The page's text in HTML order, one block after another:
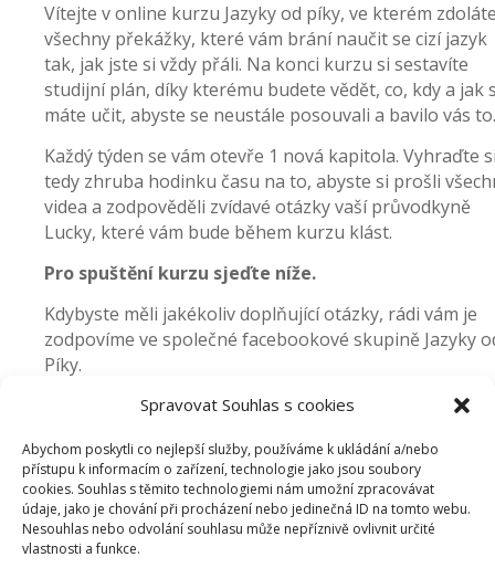
Spravovat Souhlas s cookies
Abychom poskytli co nejlepší služby, používáme k ukládání a/nebo
přístupu k informacím o zařízení, technologie jako jsou soubory
cookies. Souhlas s těmito technologiemi nám umožní zpracovávat
údaje, jako je chování při procházení nebo jedinečná ID na tomto webu.
Nesouhlas nebo odvolání souhlasu může nepříznivě ovlivnit určité
vlastnosti a funkce.
Vítejte v online kurzu Jazyky od píky, ve kterém
všechny překážky, které vám brání naučit se cizí jazyk
tak, jak jste si vždy přáli. Na konci kurzu si sestavíte
studijní plán, díky kterému budete vědět, co, kdy a jak
máte učit, abyste se neustále posouvali a bavilo vás to.
Každý týden se vám otevře 1 nová kapitola. Vyhraďte
tedy zhruba hodinku času na to, abyste si prošli
videa a zodpověděli zvídavé otázky vaší průvodkyně
Lucky, které vám bude během kurzu klást.
Pro spuštění kurzu sjeďte níže.
Kdybyste měli jakékoliv doplňující otázky, rádi vám je
zodpovíme ve společné facebookové skupině Jazyky
Píky.
se do skupiny na Facebooku
A teď už vzhůru do toho!